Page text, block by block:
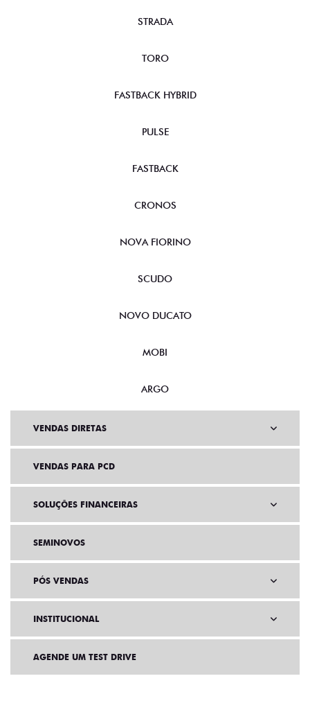
STRADA
TORO
FASTBACK HYBRID
PULSE
FASTBACK
CRONOS
NOVA FIORINO
SCUDO
NOVO DUCATO
MOBI
ARGO
VENDAS DIRETAS
VENDAS PARA PCD
SOLUÇÕES FINANCEIRAS
SEMINOVOS
PÓS VENDAS
INSTITUCIONAL
AGENDE UM TEST DRIVE